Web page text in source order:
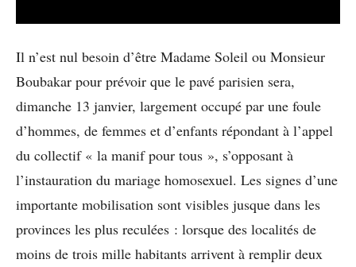
Il n’est nul besoin d’être Madame Soleil ou Monsieur
Boubakar pour prévoir que le pavé parisien sera,
dimanche 13 janvier, largement occupé par une foule
d’hommes, de femmes et d’enfants répondant à l’appel
du collectif « la manif pour tous », s’opposant à
l’instauration du mariage homosexuel. Les signes d’une
importante mobilisation sont visibles jusque dans les
provinces les plus reculées : lorsque des localités de
moins de trois mille habitants arrivent à remplir deux